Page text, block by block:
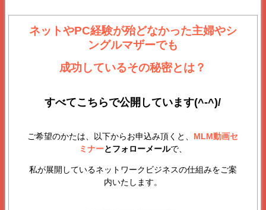
ネットやPC経験が殆どなかった主婦やシ
ングルマザーでも
成功しているその秘密とは？
すべてこちらで公開しています(^-^)/
ご希望のかたは、以下からお申込み頂くと、 MLM動画セ
ミナーとフォローメールで、
私が展開しているネットワークビジネスの仕組みをご案
内いたします。